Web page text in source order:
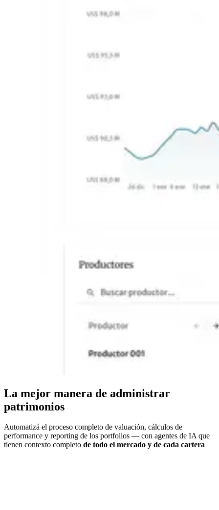
La mejor manera de administrar
patrimonios
Automatizá el proceso completo de valuación, cálculos de
performance y reporting de los portfolios — con agentes de IA que
tienen contexto completo de todo el mercado y de cada cartera